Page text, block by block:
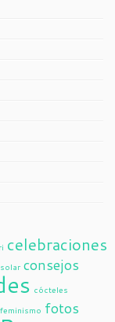
celebraciones
consejos
cócteles
feminismo fotos